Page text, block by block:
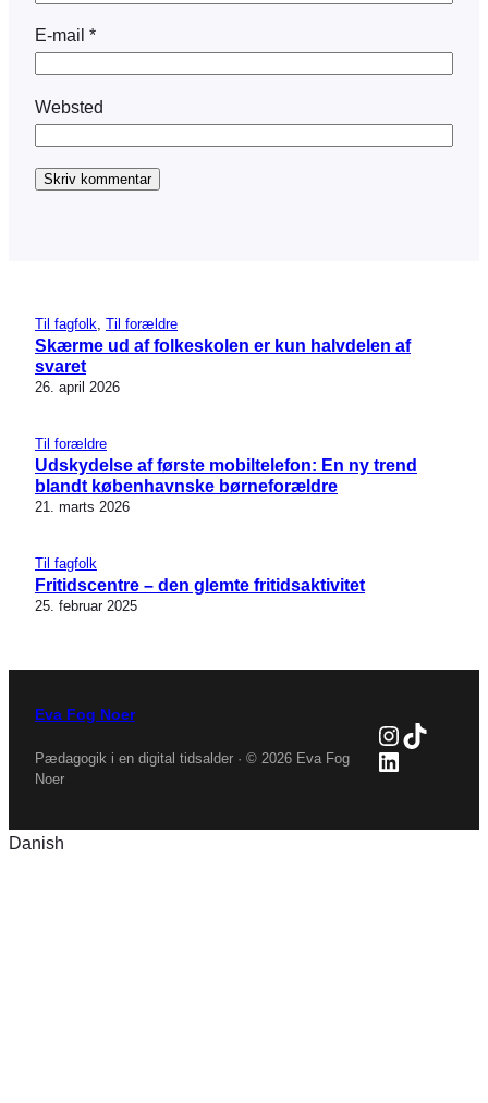
E-mail *
Websted
Til fagfolk Til forældre
Skærme ud af folkeskolen er kun halvdelen af
svaret
26. april 2026
Til forældre
Udskydelse af første mobiltelefon: En ny trend
blandt københavnske børneforældre
21. marts 2026
Til fagfolk
Fritidscentre – den glemte fritidsaktivitet
25. februar 2025
Eva Fog Noer
Pædagogik i en digital tidsalder · © 2026 Eva Fog
Noer
TikTok
LinkedIn
Danish